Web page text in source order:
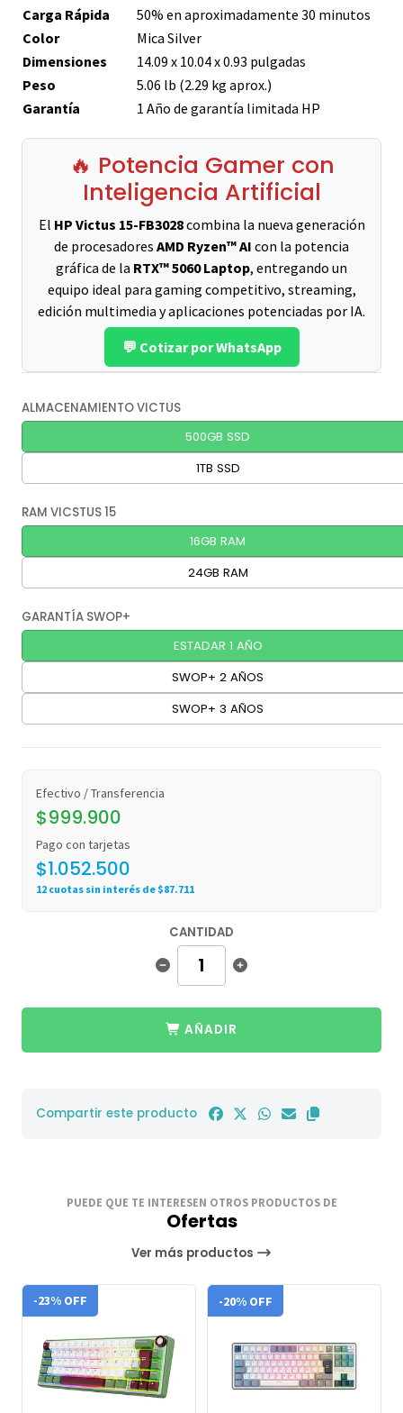
Carga Rápida
50% en aproximadamente 30 minutos
Color
Mica Silver
Dimensiones
14.09 x 10.04 x 0.93 pulgadas
Peso
5.06 lb (2.29 kg aprox.)
Garantía
1 Año de garantía limitada HP
🔥 Potencia Gamer con
Inteligencia Artificial
El HP Victus 15-FB3028combina la nueva generación
de procesadores AMD Ryzen™ AI con la potencia
gráfica de la RTX™ 5060 Laptop, entregando un
equipo ideal para gaming competitivo, streaming,
edición multimedia y aplicaciones potenciadas por IA.
💬 Cotizar por WhatsApp
ALMACENAMIENTO VICTUS
500GB SSD
1TB SSD
RAM VICSTUS 15
16GB RAM
24GB RAM
GARANTÍA SWOP+
ESTADAR 1 AÑO
SWOP+ 2 AÑOS
SWOP+ 3 AÑOS
Efectivo / Transferencia
$999.900
Pago con tarjetas
$1.052.500
12 cuotas sin interés de $87.711
CANTIDAD
AÑADIR
Compartir este producto
PUEDE QUE TE INTERESEN OTROS PRODUCTOS DE
Ofertas
Ver más productos
-23% OFF -20% OFF